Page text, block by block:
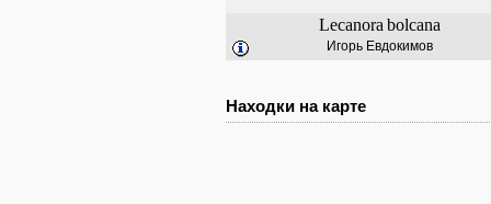
Lecanora bolcana
Игорь Евдокимов
Находки на карте